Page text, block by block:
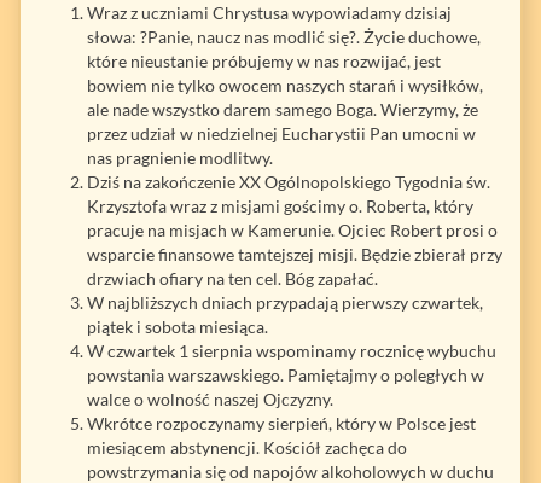
Wraz z uczniami Chrystusa wypowiadamy dzisiaj
słowa: ?Panie, naucz nas modlić się?. Życie duchowe,
które nieustanie próbujemy w nas rozwijać, jest
bowiem nie tylko owocem naszych starań i wysiłków,
ale nade wszystko darem samego Boga. Wierzymy, że
przez udział w niedzielnej Eucharystii Pan umocni w
nas pragnienie modlitwy.
Dziś na zakończenie XX Ogólnopolskiego Tygodnia św.
Krzysztofa wraz z misjami gościmy o. Roberta, który
pracuje na misjach w Kamerunie. Ojciec Robert prosi o
wsparcie finansowe tamtejszej misji. Będzie zbierał przy
drzwiach ofiary na ten cel. Bóg zapałać.
W najbliższych dniach przypadają pierwszy czwartek,
piątek i sobota miesiąca.
W czwartek 1 sierpnia wspominamy rocznicę wybuchu
powstania warszawskiego. Pamiętajmy o poległych w
walce o wolność naszej Ojczyzny.
Wkrótce rozpoczynamy sierpień, który w Polsce jest
miesiącem abstynencji. Kościół zachęca do
powstrzymania się od napojów alkoholowych w duchu